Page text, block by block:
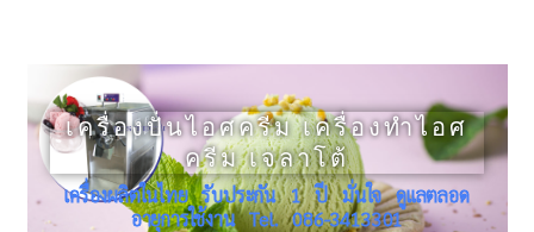
เครื่องปั่นไอศครีม เครื่องทำไอศ
ครีม เจลาโต้
เครื่องผลิตในไทย รับประกัน 1 ปี มั่นใจ ดูแลตลอด
อายุการใช้งาน Tel. 086-3413301